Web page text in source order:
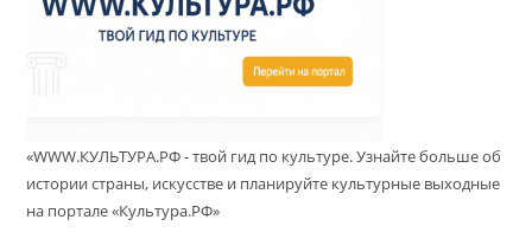
«WWW.КУЛЬТУРА.РФ - твой гид по культуре. Узнайте больше об
истории страны, искусстве и планируйте культурные выходные
на портале «Культура.РФ»